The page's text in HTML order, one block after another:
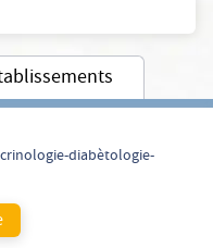
diabètologie-